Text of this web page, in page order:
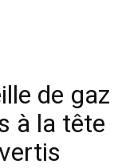
de gaz
à la tête